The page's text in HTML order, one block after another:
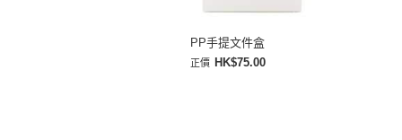
PP手提文件盒
正價 HK$75.00